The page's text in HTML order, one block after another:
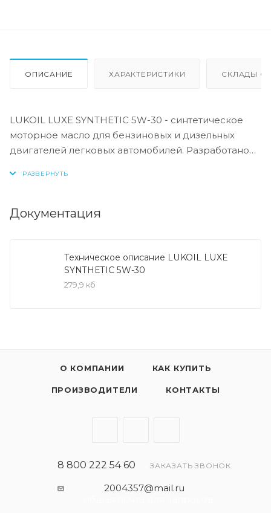
ОПИСАНИЕ ХАРАКТЕРИСТИКИ СКЛАДЫ
LUKOIL LUXE SYNTHETIC 5W-30 - синтетическое
моторное масло для бензиновых и дизельных
двигателей легковых автомобилей. Разработано
дизельных двигателях (без устройств доочистки
выхлопных газов) автомобилей, требующих масел
уровня API SL, ACEA A1/B1, A5/B5 и класса вяз-кости
IVECO 18-1811 Classe S1
Документация
Техническое описание LUKOIL LUXE
SYNTHETIC 5W-30
279,9 кб
О КОМПАНИИ КАК КУПИТЬ
ПРОИЗВОДИТЕЛИ КОНТАКТЫ
8 800 222 54 60 ЗАКАЗАТЬ ЗВОНОК
2004357@mail.ru